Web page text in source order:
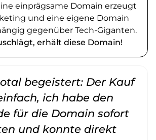
einprägsame Domain erzeugt
und eine eigene Domain
gegenüber Tech-Giganten.
erhält diese Domain!
begeistert: Der Kauf
ich habe den
für die Domain sofort
und konnte direkt